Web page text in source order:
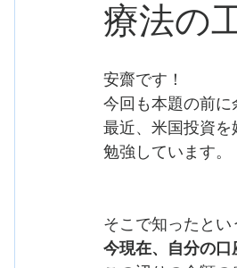
フィジカルアセスメント 仕
療法の
安齋です！
今回も本題の前に
最近、米国投資
勉強しています。
そこで知ったとい
今現在、自分の口